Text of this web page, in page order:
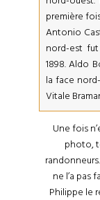
première
Antonio
nord-est
1898. Aldo
la face
Vitale
Une fois
photo,
ne l’a pas
Philippe le